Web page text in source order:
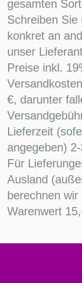
gesamten
Schreiben
konkret an
unser
Preise inkl.
€, darunter
Lieferzeit
angegeben)
Für
Ausland
berechnen
Warenwert